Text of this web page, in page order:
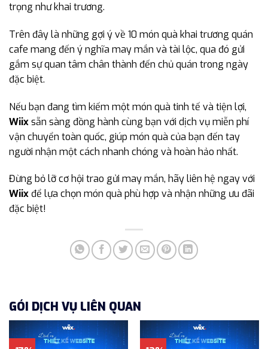
trọng như khai trương.
Trên đây là những gợi ý về 10 món quà khai trương quán
cafe mang đến ý nghĩa may mắn và tài lộc, qua đó gửi
gắm sự quan tâm chân thành đến chủ quán trong ngày
đặc biệt.
Nếu bạn đang tìm kiếm một món quà tinh tế và tiện lợi,
Wiixsẵn sàng đồng hành cùng bạn với dịch vụ miễn phí
vận chuyển toàn quốc, giúp món quà của bạn đến tay
người nhận một cách nhanh chóng và hoàn hảo nhất.
Đừng bỏ lỡ cơ hội trao gửi may mắn, hãy liên hệ ngay với
Wiix để lựa chọn món quà phù hợp và nhận những ưu đãi
đặc biệt!
GÓI DỊCH VỤ LIÊN QUAN